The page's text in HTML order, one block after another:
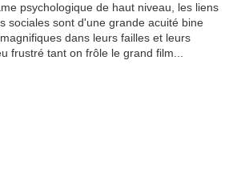
psychologique de haut niveau, les liens
sociales sont d'une grande acuité bine
dans leurs failles et leurs
frustré tant on frôle le grand film...